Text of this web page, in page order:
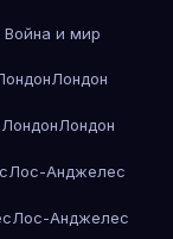
и мир
Лондон
ЛондонЛондон
Лос-Анджелес
Лос-Анджелес